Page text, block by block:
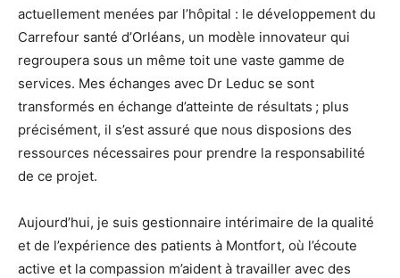
actuellement menées par l’hôpital : le développement du
Carrefour santé d’Orléans, un modèle innovateur qui
regroupera sous un même toit une vaste gamme de
services. Mes échanges avec Dr Leduc se sont
transformés en échange d’atteinte de résultats ; plus
précisément, il s’est assuré que nous disposions des
ressources nécessaires pour prendre la responsabilité
de ce projet.
Aujourd’hui, je suis gestionnaire intérimaire de la qualité
et de l’expérience des patients à Montfort, où l’écoute
active et la compassion m’aident à travailler avec des